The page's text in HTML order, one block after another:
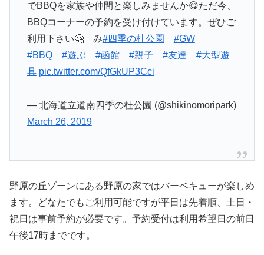
でBBQを家族や仲間と楽しみませんか😋ただ今、
BBQコーナーの予約を受け付けています。ぜひご
利用下さい🤗 み#四季の杜公園
#GW
#BBQ
#遊ぶ #函館 #親子 #友達
#大型遊
具 pic.twitter.com/QfGkUP3Cci
— 北海道立道南四季の杜公園 (@shikinomoripark)
March 26, 2019
野原の丘ゾーンにある野原の家ではバーベキューが楽しめ
ます。どなたでもご利用可能ですが平日は先着順、土日・
祝日は事前予約が必要です。予約受付は利用希望日の前日
午後17時までです。